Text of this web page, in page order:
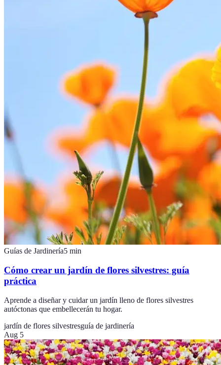
Guías de Jardinería5 min
Cómo crear un jardín de flores silvestres: guía
práctica
Aprende a diseñar y cuidar un jardín lleno de flores silvestres
autóctonas que embellecerán tu hogar.
jardín de flores silvestresguía de jardinería
Aug 5